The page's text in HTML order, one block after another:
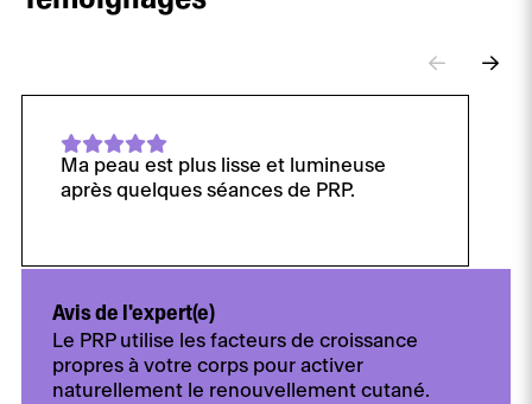
Ma peau est plus lisse et lumineuse
après quelques séances de PRP.
Avis de l'expert(e)
Le PRP utilise les facteurs de croissance
propres à votre corps pour activer
naturellement le renouvellement cutané.